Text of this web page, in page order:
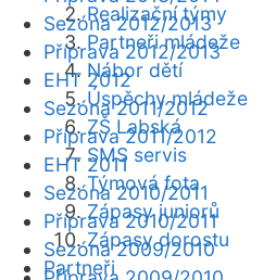
Realizační týmy
Partneři mládeže
Nábor dětí
Úspěchy mládeže
ZŠ Labská
SMS servis
Týmová fota
Zápasy juniorů
Zápasy dorostu
Partneři
Sezóna 2012/2013
Příprava 2012/2013
EHT 2012
Sezóna 2011/2012
Příprava 2011/2012
EHT 2011
Sezóna 2010/2011
Příprava 2010/2011
Sezóna 2009/2010